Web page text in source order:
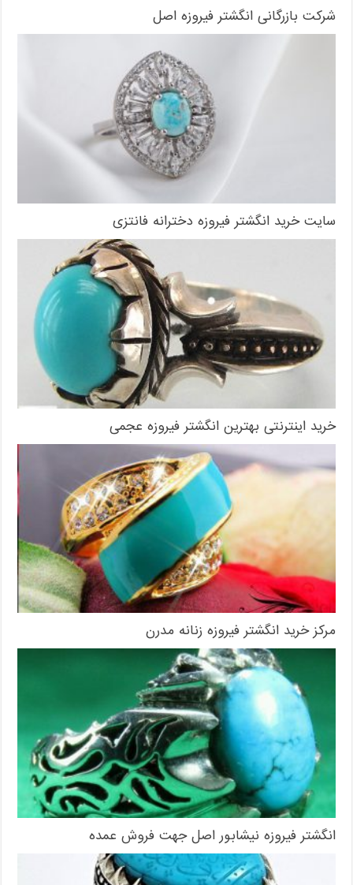
شرکت بازرگانی انگشتر فیروزه اصل
سایت خرید انگشتر فیروزه دخترانه فانتزی
خرید اینترنتی بهترین انگشتر فیروزه عجمی
مرکز خرید انگشتر فیروزه زنانه مدرن
انگشتر فیروزه نیشابور اصل جهت فروش عمده